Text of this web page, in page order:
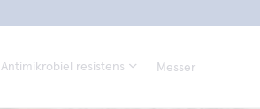
Antimikrobiel resistens Messer